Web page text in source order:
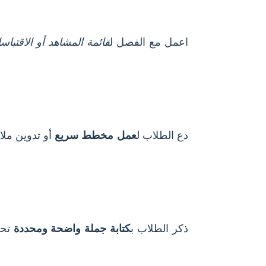
اعمل مع الفصل لقائمة المشاهد أو
دع الطلاب لعمل مخطط سريع أو تدوين
ذكر الطلاب بكتابة جملة واضحة ومحددة